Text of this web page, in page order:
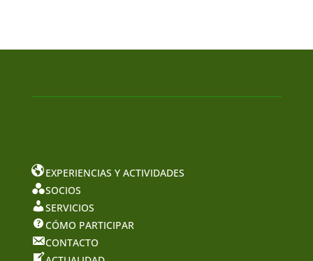
EXPERIENCIAS Y ACTIVIDADES
SOCIOS
SERVICIOS
CÓMO PARTICIPAR
CONTACTO